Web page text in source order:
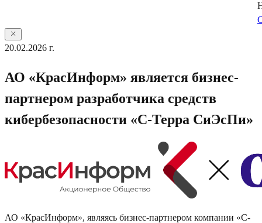
20.02.2026 г.
АО «КрасИнформ» является бизнес-
партнером разработчика средств
кибербезопасности «С-Терра СиЭсПи»
АО «КрасИнформ», являясь бизнес-партнером компании «С-